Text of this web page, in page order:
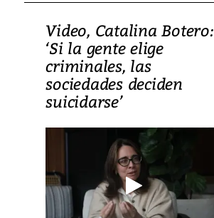
Video, Catalina Botero:
‘Si la gente elige
criminales, las
sociedades deciden
suicidarse’